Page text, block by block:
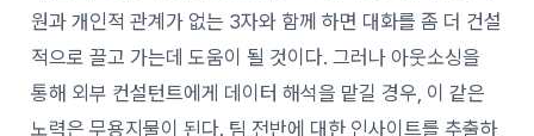
원과 개인적 관계가 없는 3자와 함께 하면 대화를 좀 더 건설
적으로 끌고 가는데 도움이 될 것이다. 그러나 아웃소싱을
통해 외부 컨설턴트에게 데이터 해석을 맡길 경우, 이 같은
노력은 무용지물이 된다. 팀 전반에 대한 인사이트를 추출하